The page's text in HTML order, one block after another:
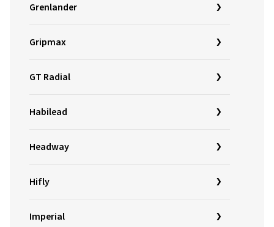
Grenlander
Gripmax
GT Radial
Habilead
Headway
Hifly
Imperial